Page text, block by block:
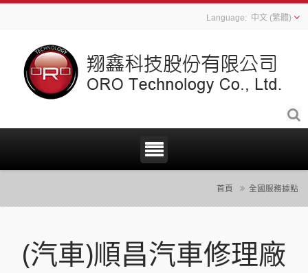
中文 (繁體)
首頁 全國服務據點
(汽車)順昌汽車修理廠